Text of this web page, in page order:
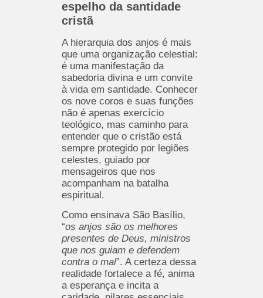
espelho da santidade
cristã
A hierarquia dos anjos é mais
que uma organização celestial:
é uma manifestação da
sabedoria divina e um convite
à vida em santidade. Conhecer
os nove coros e suas funções
não é apenas exercício
teológico, mas caminho para
entender que o cristão está
sempre protegido por legiões
celestes, guiado por
mensageiros que nos
acompanham na batalha
espiritual.
Como ensinava São Basílio,
“os anjos são os melhores
presentes de Deus, ministros
que nos guiam e defendem
contra o mal”. A certeza dessa
realidade fortalece a fé, anima
a esperança e incita a